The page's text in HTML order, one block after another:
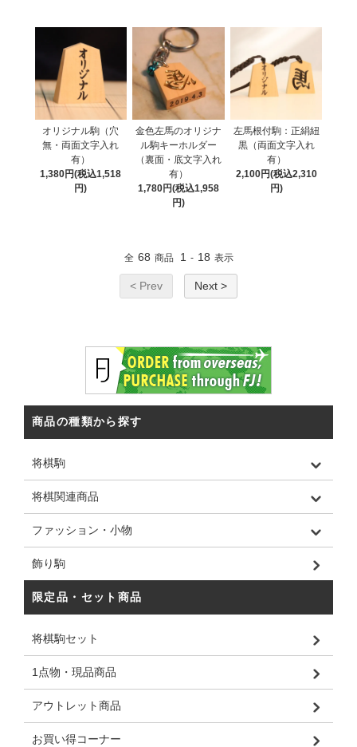
オリジナル駒（穴
無・両面文字入れ
有）
1,380円(税込1,518
円)
金色左馬のオリジナ
ル駒キーホルダー
（裏面・底文字入れ
有）
1,780円(税込1,958
円)
左馬根付駒：正絹紐
黒（両面文字入れ
有）
2,100円(税込2,310
円)
全 68 商品 1 - 18 表示
< Prev Next >
商品の種類から探す
将棋駒
将棋関連商品
ファッション・小物
飾り駒
限定品・セット商品
将棋駒セット
1点物・現品商品
アウトレット商品
お買い得コーナー